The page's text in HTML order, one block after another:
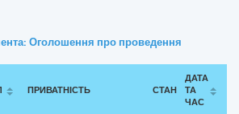
Оголошення про проведення
ПРИВАТНІСТЬ СТАН
ДАТА
ТА
ЧАС